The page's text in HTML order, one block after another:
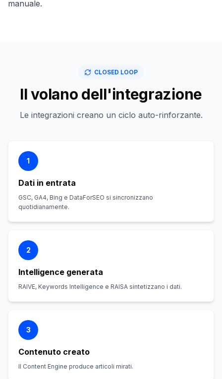
manuale.
CLOSED LOOP
Il volano dell'integrazione
Le integrazioni creano un ciclo auto-rinforzante.
1
Dati in entrata
GSC, GA4, Bing e DataForSEO si sincronizzano
quotidianamente.
2
Intelligence generata
RAIVE, Keywords Intelligence e RAISA sintetizzano i dati.
3
Contenuto creato
Il Content Engine produce articoli mirati.